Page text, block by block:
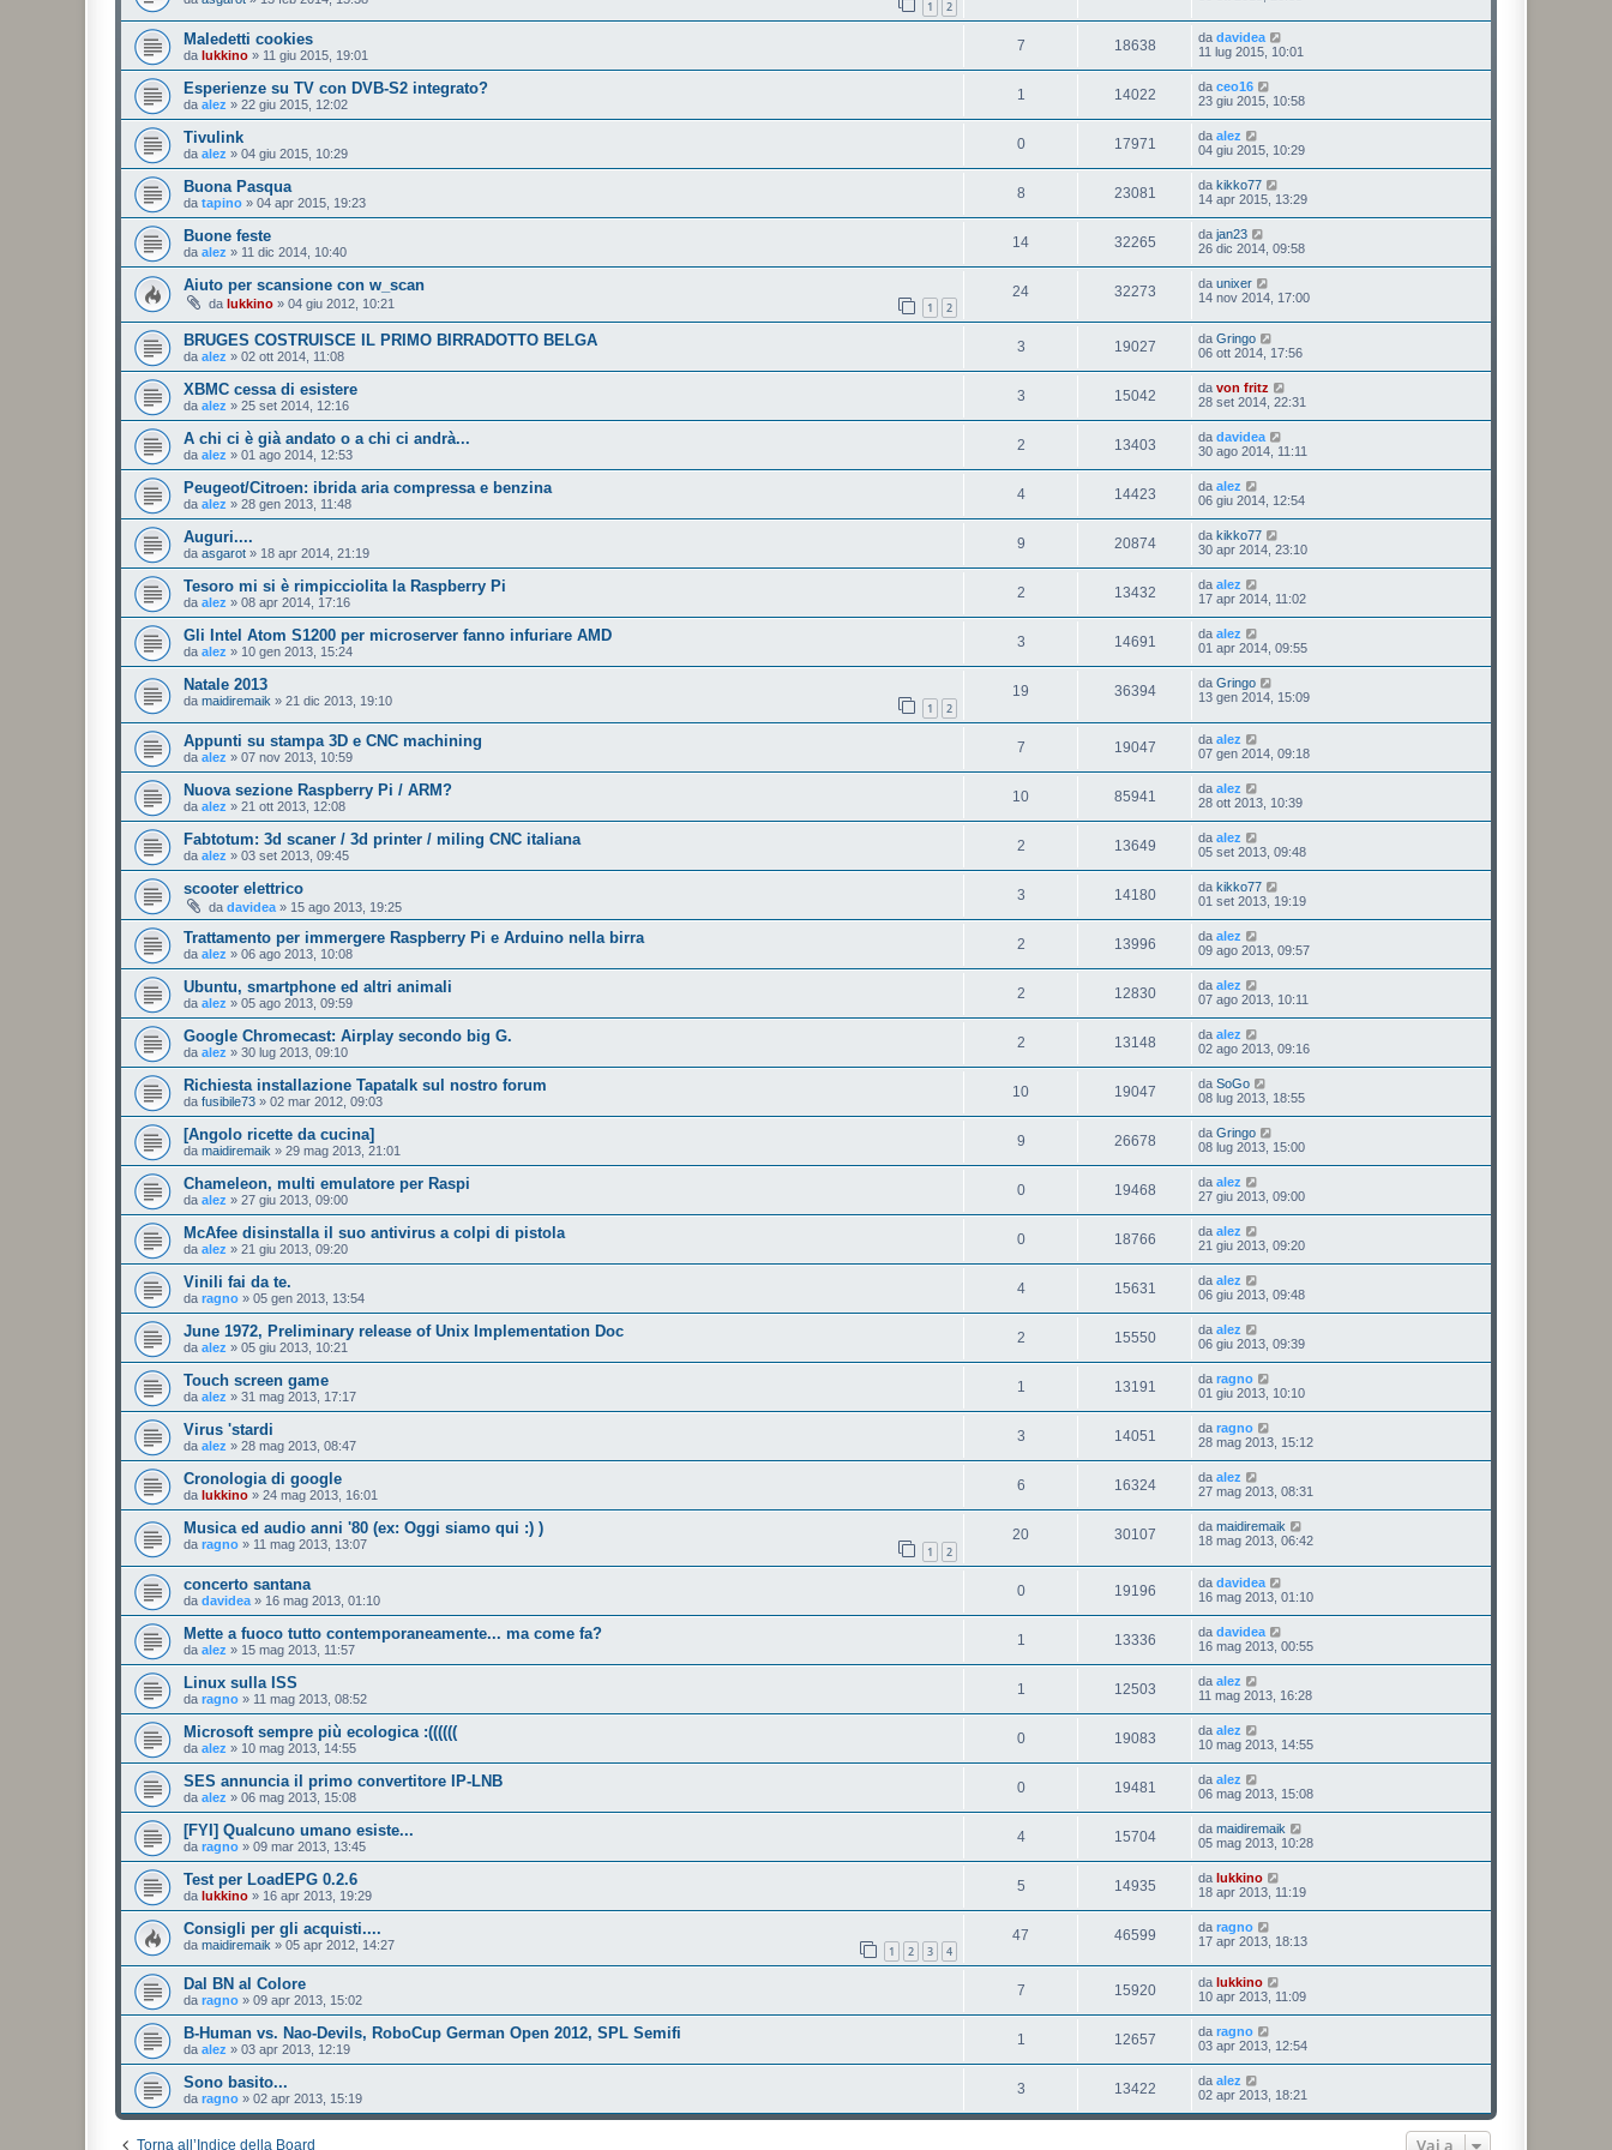
1 2
Maledetti cookies
da lukkino » 11 giu 2015, 19:01
7 18638 da davidea
11 lug 2015, 10:01
Esperienze su TV con DVB-S2 integrato?
da alez » 22 giu 2015, 12:02
1 14022 da ceo16
23 giu 2015, 10:58
Tivulink
da alez » 04 giu 2015, 10:29
0 17971 da alez
04 giu 2015, 10:29
Buona Pasqua
da tapino » 04 apr 2015, 19:23
8 23081 da kikko77
14 apr 2015, 13:29
Buone feste
da alez » 11 dic 2014, 10:40
14 32265 da jan23
26 dic 2014, 09:58
Aiuto per scansione con w_scan
da lukkino » 04 giu 2012, 10:21 1 2
24 32273 da unixer
14 nov 2014, 17:00
BRUGES COSTRUISCE IL PRIMO BIRRADOTTO BELGA
da alez » 02 ott 2014, 11:08
3 19027 da Gringo
06 ott 2014, 17:56
XBMC cessa di esistere
da alez » 25 set 2014, 12:16
3 15042 da von fritz
28 set 2014, 22:31
A chi ci è già andato o a chi ci andrà...
da alez » 01 ago 2014, 12:53
2 13403 da davidea
30 ago 2014, 11:11
Peugeot/Citroen: ibrida aria compressa e benzina
da alez » 28 gen 2013, 11:48
4 14423 da alez
06 giu 2014, 12:54
Auguri....
da asgarot » 18 apr 2014, 21:19
9 20874 da kikko77
30 apr 2014, 23:10
Tesoro mi si è rimpicciolita la Raspberry Pi
da alez » 08 apr 2014, 17:16
2 13432 da alez
17 apr 2014, 11:02
Gli Intel Atom S1200 per microserver fanno infuriare AMD
da alez » 10 gen 2013, 15:24
3 14691 da alez
01 apr 2014, 09:55
Natale 2013
da maidiremaik » 21 dic 2013, 19:10 1 2
19 36394 da Gringo
13 gen 2014, 15:09
Appunti su stampa 3D e CNC machining
da alez » 07 nov 2013, 10:59
7 19047 da alez
07 gen 2014, 09:18
Nuova sezione Raspberry Pi / ARM?
da alez » 21 ott 2013, 12:08
10 85941 da alez
28 ott 2013, 10:39
Fabtotum: 3d scaner / 3d printer / miling CNC italiana
da alez » 03 set 2013, 09:45
2 13649 da alez
05 set 2013, 09:48
scooter elettrico
da davidea » 15 ago 2013, 19:25
3 14180 da kikko77
01 set 2013, 19:19
Trattamento per immergere Raspberry Pi e Arduino nella birra
da alez » 06 ago 2013, 10:08
2 13996 da alez
09 ago 2013, 09:57
Ubuntu, smartphone ed altri animali
da alez » 05 ago 2013, 09:59
2 12830 da alez
07 ago 2013, 10:11
Google Chromecast: Airplay secondo big G.
da alez » 30 lug 2013, 09:10
2 13148 da alez
02 ago 2013, 09:16
Richiesta installazione Tapatalk sul nostro forum
da fusibile73 » 02 mar 2012, 09:03
10 19047 da SoGo
08 lug 2013, 18:55
[Angolo ricette da cucina]
da maidiremaik » 29 mag 2013, 21:01
9 26678 da Gringo
08 lug 2013, 15:00
Chameleon, multi emulatore per Raspi
da alez » 27 giu 2013, 09:00
0 19468 da alez
27 giu 2013, 09:00
McAfee disinstalla il suo antivirus a colpi di pistola
da alez » 21 giu 2013, 09:20
0 18766 da alez
21 giu 2013, 09:20
Vinili fai da te.
da ragno » 05 gen 2013, 13:54
4 15631 da alez
06 giu 2013, 09:48
June 1972, Preliminary release of Unix Implementation Doc
da alez » 05 giu 2013, 10:21
2 15550 da alez
06 giu 2013, 09:39
Touch screen game
da alez » 31 mag 2013, 17:17
1 13191 da ragno
01 giu 2013, 10:10
Virus 'stardi
da alez » 28 mag 2013, 08:47
3 14051 da ragno
28 mag 2013, 15:12
Cronologia di google
da lukkino » 24 mag 2013, 16:01
6 16324 da alez
27 mag 2013, 08:31
Musica ed audio anni '80 (ex: Oggi siamo qui :) )
da ragno » 11 mag 2013, 13:07 1 2
20 30107 da maidiremaik
18 mag 2013, 06:42
concerto santana
da davidea » 16 mag 2013, 01:10
0 19196 da davidea
16 mag 2013, 01:10
Mette a fuoco tutto contemporaneamente... ma come fa?
da alez » 15 mag 2013, 11:57
1 13336 da davidea
16 mag 2013, 00:55
Linux sulla ISS
da ragno » 11 mag 2013, 08:52
1 12503 da alez
11 mag 2013, 16:28
Microsoft sempre più ecologica :((((((
da alez » 10 mag 2013, 14:55
0 19083 da alez
10 mag 2013, 14:55
SES annuncia il primo convertitore IP-LNB
da alez » 06 mag 2013, 15:08
0 19481 da alez
06 mag 2013, 15:08
[FYI] Qualcuno umano esiste...
da ragno » 09 mar 2013, 13:45
4 15704 da maidiremaik
05 mag 2013, 10:28
Test per LoadEPG 0.2.6
da lukkino » 16 apr 2013, 19:29
5 14935 da lukkino
18 apr 2013, 11:19
Consigli per gli acquisti....
da maidiremaik » 05 apr 2012, 14:27 1 2 3 4
47 46599 da ragno
17 apr 2013, 18:13
Dal BN al Colore
da ragno » 09 apr 2013, 15:02
7 15920 da lukkino
10 apr 2013, 11:09
B-Human vs. Nao-Devils, RoboCup German Open 2012, SPL Semifi
da alez » 03 apr 2013, 12:19
1 12657 da ragno
03 apr 2013, 12:54
Sono basito...
da ragno » 02 apr 2013, 15:19
3 13422 da alez
02 apr 2013, 18:21
Torna all’Indice della Board Vai a